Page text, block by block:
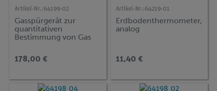
Artikel-Nr.:64199-02
Gasspürgerät zur
quantitativen
Bestimmung von Gas
178,00 €
Artikel-Nr.:64219-01
Erdbodenthermometer,
analog
11,40 €